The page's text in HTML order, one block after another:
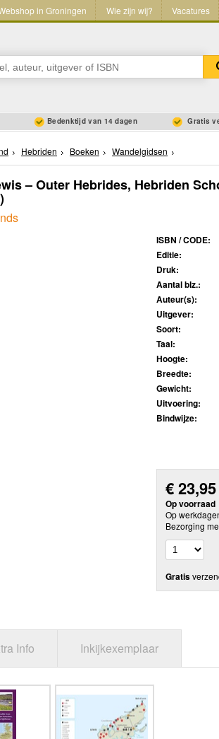
in Groningen Wie zijn wij? Vacatures
Bedenktijd van 14 dagen Gratis
Hebriden Boeken Wandelgidsen
– Outer Hebrides, Hebriden
ISBN / CODE:
Editie:
Druk:
Aantal blz.:
Auteur(s):
Uitgever:
Soort:
Taal:
Hoogte:
Breedte:
Gewicht:
Uitvoering:
Bindwijze:
€23,95
Op voorraad
Op
Bezorging
Gratis
Info Inkijkexemplaar